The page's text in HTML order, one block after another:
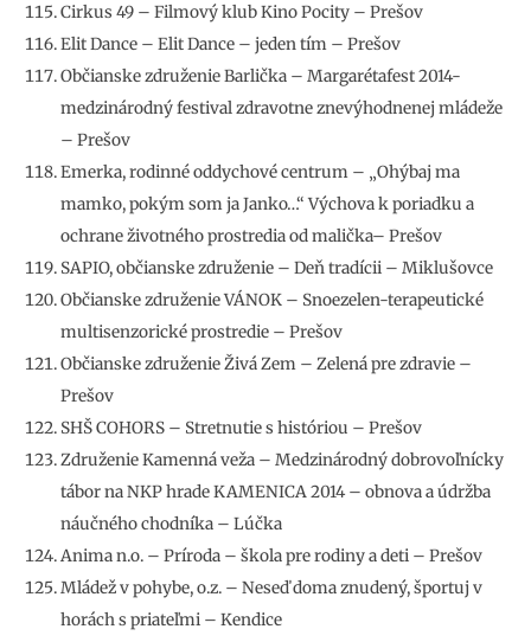
Cirkus 49 – Filmový klub Kino Pocity – Prešov
Elit Dance – Elit Dance – jeden tím – Prešov
Občianske združenie Barlička – Margarétafest 2014-
medzinárodný festival zdravotne znevýhodnenej mládeže
– Prešov
Emerka, rodinné oddychové centrum – „Ohýbaj ma
mamko, pokým som ja Janko…“ Výchova k poriadku a
ochrane životného prostredia od malička– Prešov
SAPIO, občianske združenie – Deň tradícii – Miklušovce
Občianske združenie VÁNOK – Snoezelen-terapeutické
multisenzorické prostredie – Prešov
Občianske združenie Živá Zem – Zelená pre zdravie –
Prešov
SHŠ COHORS – Stretnutie s históriou – Prešov
Združenie Kamenná veža – Medzinárodný dobrovoľnícky
tábor na NKP hrade KAMENICA 2014 – obnova a údržba
náučného chodníka – Lúčka
Anima n.o. – Príroda – škola pre rodiny a deti – Prešov
Mládež v pohybe, o.z. – Neseď doma znudený, športuj v
horách s priateľmi – Kendice